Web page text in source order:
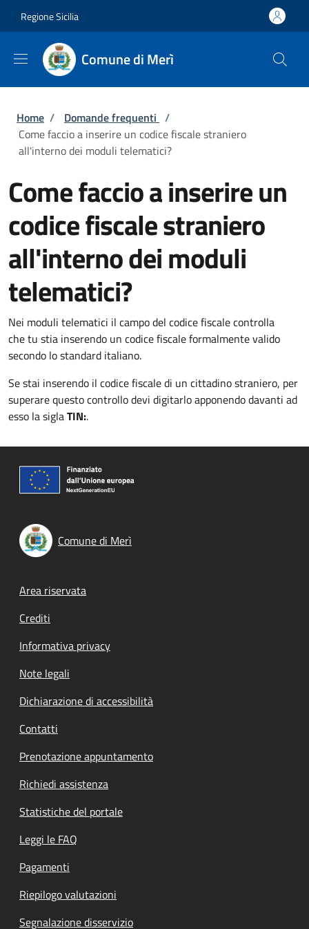
Regione Sicilia
Comune di Merì
Briciole di pane
Home / Domande frequenti /
Come faccio a inserire un codice fiscale straniero
all'interno dei moduli telematici?
Come faccio a inserire un
codice fiscale straniero
all'interno dei moduli
telematici?
Nei moduli telematici il campo del codice fiscale controlla
che tu stia inserendo un codice fiscale formalmente valido
secondo lo standard italiano.
Se stai inserendo il codice fiscale di un cittadino straniero, per
superare questo controllo devi digitarlo apponendo davanti ad
esso la siglaTIN:.
Comune di Merì
Footer menu
Area riservata
Crediti
Informativa privacy
Note legali
Dichiarazione di accessibilità
Contatti
Prenotazione appuntamento
Richiedi assistenza
Statistiche del portale
Leggi le FAQ
Pagamenti
Riepilogo valutazioni
Segnalazione disservizio